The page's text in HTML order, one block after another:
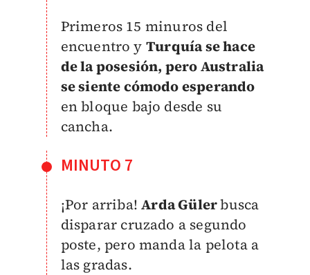
Primeros 15 minuros del
encuentro y Turquía se hace
de la posesión, pero Australia
se siente cómodo esperando
en bloque bajo desde su
cancha.
MINUTO 7
¡Por arriba!Arda Gülerbusca
disparar cruzado a segundo
poste, pero manda la pelota a
las gradas.